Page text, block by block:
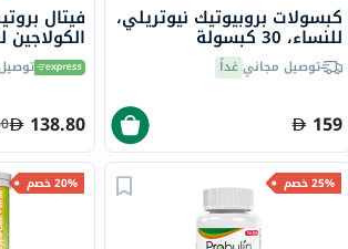
كبسولات بروبيوتيك نيوتريلي،
للنساء، 30 كبسولة
توصيل مجانيغداً
159
فيتال
والأظافر 284 جرام
138.80
25% خصم 20% خصم